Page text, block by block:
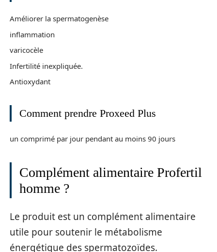
Améliorer la spermatogenèse
inflammation
varicocèle
Infertilité inexpliquée.
Antioxydant
Comment prendre Proxeed Plus
un comprimé par jour pendant au moins 90 jours
Complément alimentaire Profertil
homme ?
Le produit est un complément alimentaire
utile pour soutenir le métabolisme
énergétique des spermatozoïdes.